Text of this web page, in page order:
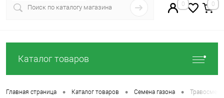
0 0
Каталог товаров
Главная страница • Каталог товаров • Семена газона •